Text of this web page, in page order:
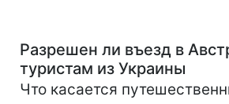
Разрешен ли въезд в
туристам из Украины
Что касается